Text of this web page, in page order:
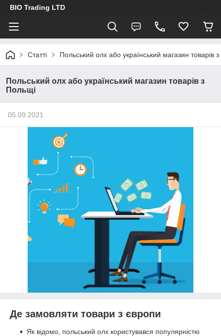
BIO Trading LTD
Статті Польський олх або український магазин товарів
Польський олх або український магазин товарів з
Польщі
05.09.2021
Де замовляти товари з європи
Як відомо, польський олх користувався популярністю